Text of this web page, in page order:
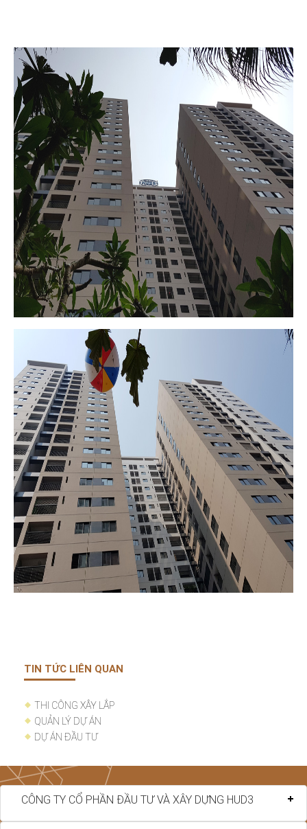
TIN TỨC LIÊN QUAN
THI CÔNG XÂY LẮP
QUẢN LÝ DỰ ÁN
DỰ ÁN ĐẦU TƯ
CÔNG TY CỔ PHẦN ĐẦU TƯ VÀ XÂY DỰNG HUD3